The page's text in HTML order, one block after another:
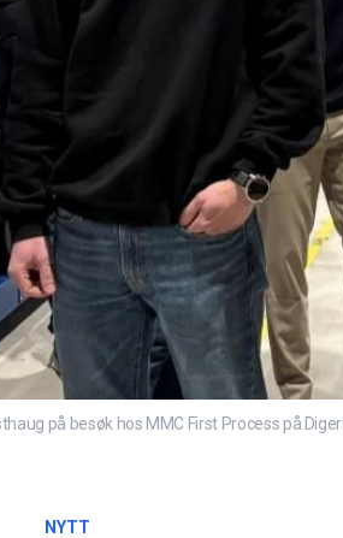
på besøk hos MMC First Process på
NYTT